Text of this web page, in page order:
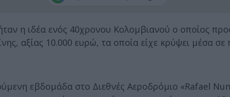
η ιδέα ενός 40χρονου Κολομβιανού ο οποίος
αξίας 10.000 ευρώ, τα οποία είχε κρύψει μέσα
εβδομάδα στο Διεθνές Αεροδρόμιο «Rafael